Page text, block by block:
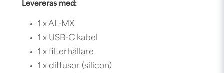
Levereras med:
1 x AL-MX
1 x USB-C kabel
1 x filterhållare
1 x diffusor (silicon)